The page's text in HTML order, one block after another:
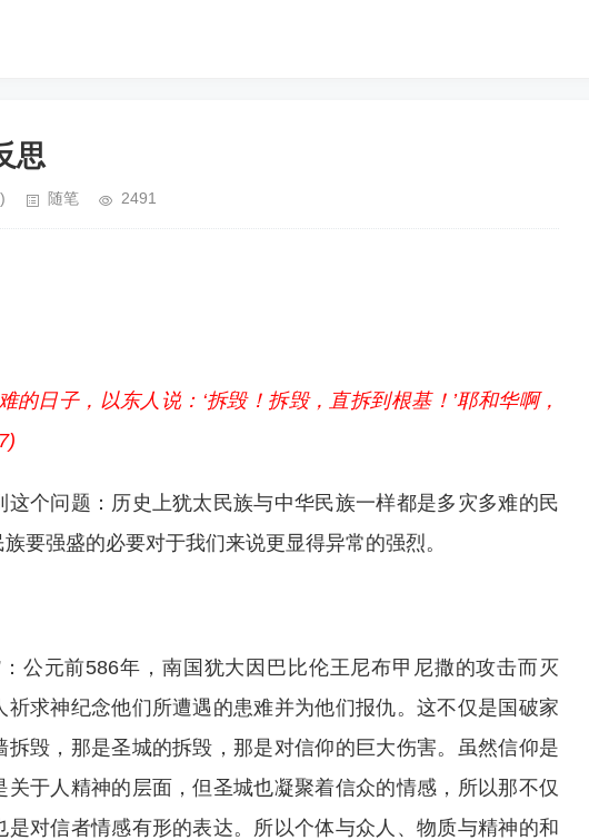
思
随笔 2491
的日子，以东人说：‘拆毁！拆毁，直拆到根基！’耶和华啊，
这个问题：历史上犹太民族与中华民族一样都是多灾多难的民
要强盛的必要对于我们来说更显得异常的强烈。
公元前586年，南国犹大因巴比伦王尼布甲尼撒的攻击而灭
祈求神纪念他们所遭遇的患难并为他们报仇。这不仅是国破家
拆毁，那是圣城的拆毁，那是对信仰的巨大伤害。虽然信仰是
于人精神的层面，但圣城也凝聚着信众的情感，所以那不仅
对信者情感有形的表达。所以个体与众人、物质与精神的和